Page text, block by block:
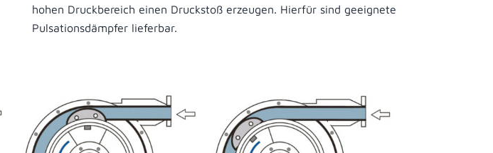
hohen Druckbereich einen Druckstoß erzeugen. Hierfür sind geeignete
Pulsationsdämpfer lieferbar.